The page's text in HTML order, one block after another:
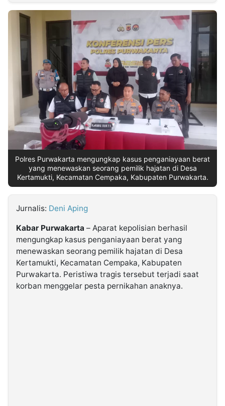
INDONESIA
Partner
Insight
NTB
Suara
Time
Lens
Daily
Jogja
Jalan
Rakyat
Idealita
News
Notice
Dinamikapost.com
Radar
Baru
Seedbacklink
Kabarbaru
Kabarbaru.co
Polres Purwakarta mengungkap kasus penganiayaan berat
yang menewaskan seorang pemilik hajatan di Desa
Kertamukti, Kecamatan Cempaka, Kabupaten Purwakarta.
Jurnalis: Deni Aping
Kabar Purwakarta – Aparat kepolisian berhasil
mengungkap kasus penganiayaan berat yang
menewaskan seorang pemilik hajatan di Desa
Kertamukti, Kecamatan Cempaka, Kabupaten
Purwakarta. Peristiwa tragis tersebut terjadi saat
korban menggelar pesta pernikahan anaknya.